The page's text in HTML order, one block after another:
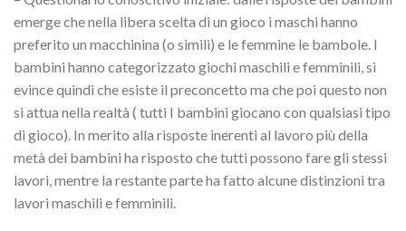
emerge che nella libera scelta di un gioco i maschi hanno
preferito un macchinina (o simili) e le femmine le bambole. I
bambini hanno categorizzato giochi maschili e femminili, si
evince quindi che esiste il preconcetto ma che poi questo non
si attua nella realtà ( tutti I bambini giocano con qualsiasi tipo
di gioco). In merito alla risposte inerenti al lavoro più della
metà dei bambini ha risposto che tutti possono fare gli stessi
lavori, mentre la restante parte ha fatto alcune distinzioni tra
lavori maschili e femminili.